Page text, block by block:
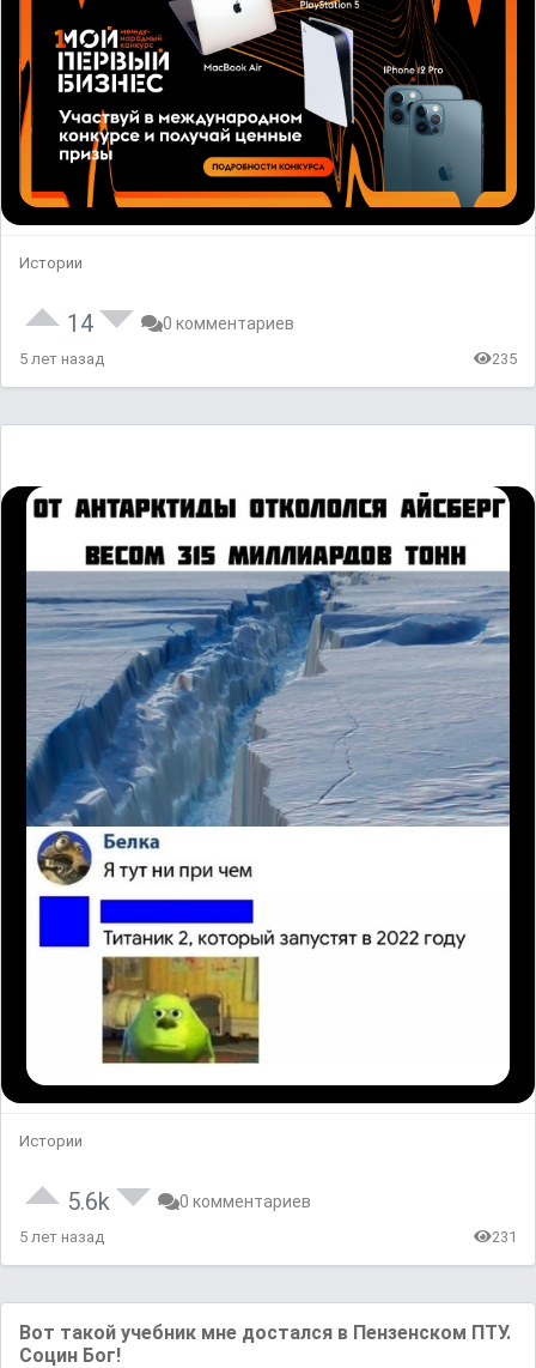
Истории
14 0 комментариев
5 лет назад 235
Истории
5.6k 0 комментариев
5 лет назад 231
Вот такой учебник мне достался в Пензенском ПТУ.
Социн Бог!